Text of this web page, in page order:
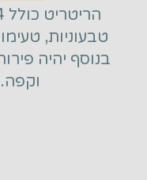
טבעוניות,
בנוסף יהיה
וקפה.